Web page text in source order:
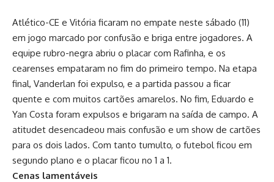
Atlético-CE e Vitória ficaram no empate neste sábado (11)
em jogo marcado por confusão e briga entre jogadores. A
equipe rubro-negra abriu o placar com Rafinha, e os
cearenses empataram no fim do primeiro tempo. Na etapa
final, Vanderlan foi expulso, e a partida passou a ficar
quente e com muitos cartões amarelos. No fim, Eduardo e
Yan Costa foram expulsos e brigaram na saída de campo. A
atitudet desencadeou mais confusão e um show de cartões
para os dois lados. Com tanto tumulto, o futebol ficou em
segundo plano e o placar ficou no 1 a 1.
Cenas lamentáveis